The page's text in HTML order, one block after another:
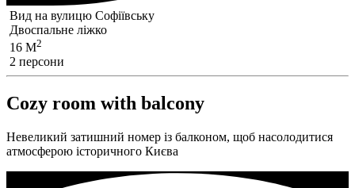
Вид на вулицю Софіївську
Двоспальне ліжко
16 M2
2 персони
Cozy room with balcony
Невеликий затишний номер із балконом, щоб насолодитися
атмосферою історичного Києва